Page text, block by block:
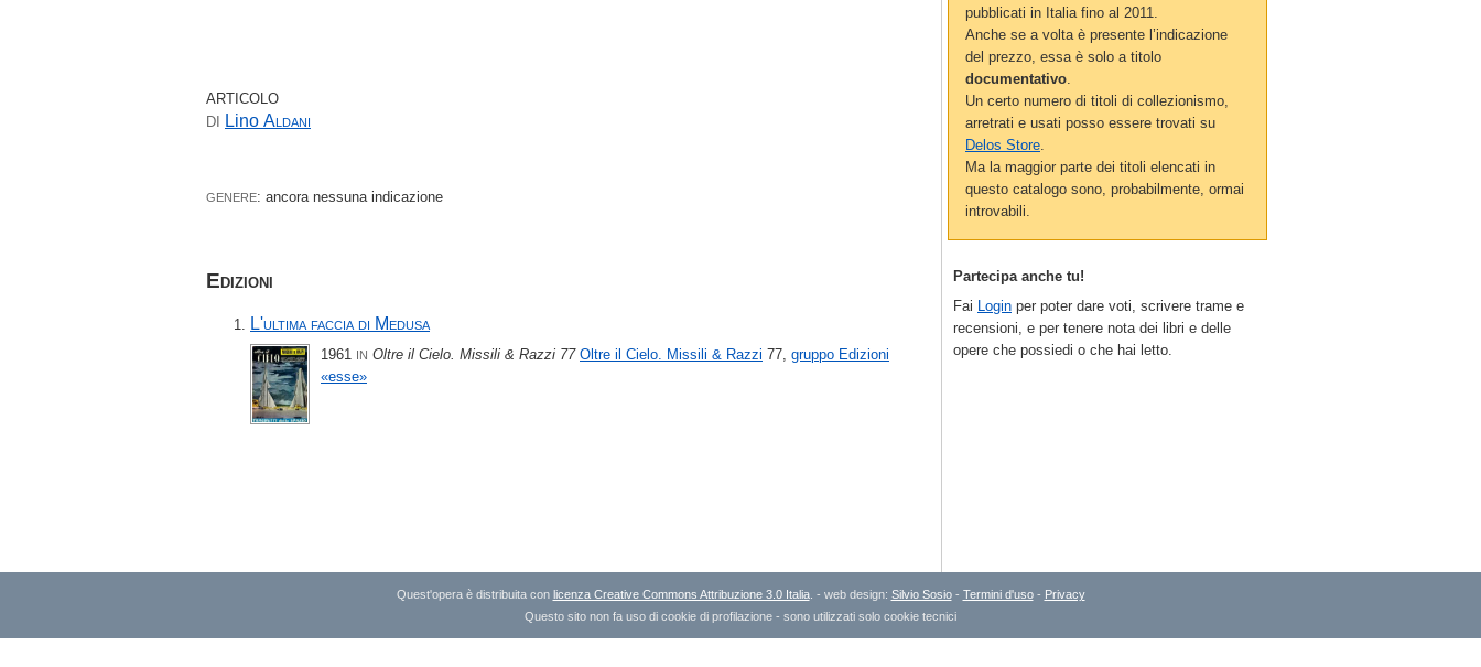
ARTICOLO
DI
Lino Aldani
GENERE: ancora nessuna indicazione
Edizioni
L'ultima faccia di Medusa
1961 IN Oltre il Cielo. Missili & Razzi 77 Oltre il Cielo. Missili & Razzi 77, gruppo Edizioni
«esse»
pubblicati in Italia fino al 2011.
Anche se a volta è presente l’indicazione
del prezzo, essa è solo a titolo
documentativo
Un certo numero di titoli di collezionismo,
arretrati e usati posso essere trovati su
Delos Store
Ma la maggior parte dei titoli elencati in
questo catalogo sono, probabilmente, ormai
introvabili.
Partecipa anche tu!
Fai Login per poter dare voti, scrivere trame e
recensioni, e per tenere nota dei libri e delle
opere che possiedi o che hai letto.
Quest'opera è distribuita con licenza Creative Commons Attribuzione 3.0 Italia. - web design: Silvio Sosio- Termini d'uso- Privacy
Questo sito non fa uso di cookie di profilazione - sono utilizzati solo cookie tecnici